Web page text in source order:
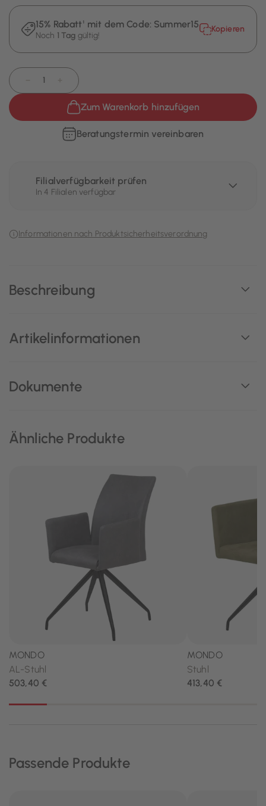
Beschreibung
Artikelinformationen
Dokumente
15% Rabatt¹ mit dem Code: Summer15
Noch 1 Tag gültig!
Kopieren
Zum Warenkorb hinzufügen
Beratungstermin vereinbaren
Filialverfügbarkeit prüfen
In 4 Filialen verfügbar
Informationen nach Produktsicherheitsverordnung